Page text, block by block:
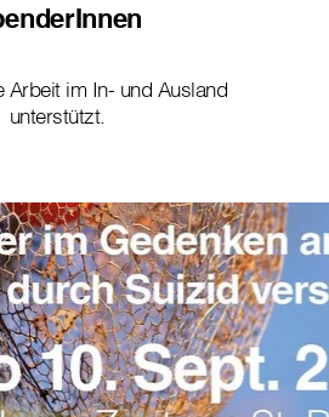
Arbeit im In- und Ausland
unterstützt.